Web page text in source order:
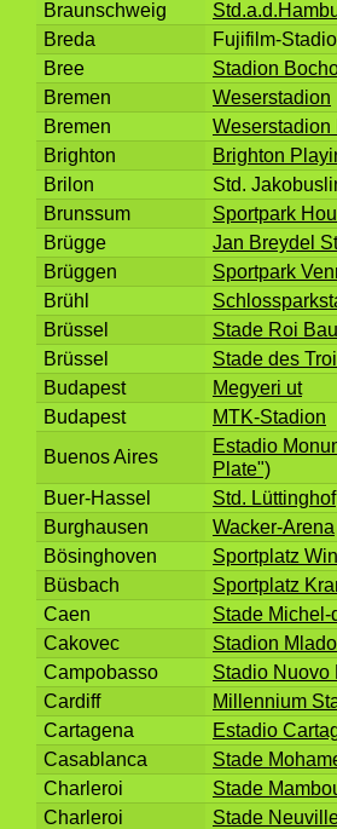
Braunschweig
Breda
Fujifilm-
Bree
Stadion
Bremen
Weserstadion
Bremen
Weserstadion
Brighton
Brighton
Brilon
Std.
Brunssum
Sportpark
Brügge
Jan Breydel
Brüggen
Sportpark
Brühl
Brüssel
Stade Roi
Brüssel
Stade des
Budapest
Megyeri ut
Budapest
MTK-Stadion
Buenos Aires
Estadio
Plate")
Buer-Hassel
Std. Lüttinghof
Burghausen
Wacker-Arena
Bösinghoven
Sportplatz
Büsbach
Sportplatz
Caen
Stade Michel-
Cakovec
Stadion
Campobasso
Stadio Nuovo
Cardiff
Millennium
Cartagena
Estadio
Casablanca
Stade
Charleroi
Stade
Charleroi
Stade